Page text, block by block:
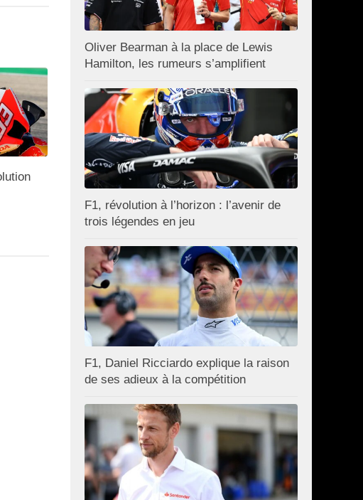
Oliver Bearman à la place de Lewis
Hamilton, les rumeurs s’amplifient
F1, révolution à l’horizon : l’avenir de
trois légendes en jeu
F1, Daniel Ricciardo explique la raison
de ses adieux à la compétition